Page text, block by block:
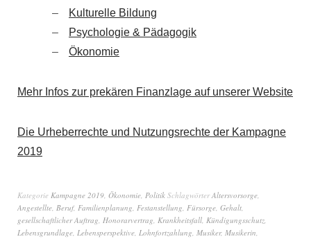
Kulturelle Bildung
Psychologie & Pädagogik
Ökonomie
Mehr Infos zur prekären Finanzlage auf unserer Website
Die Urheberrechte und Nutzungsrechte der Kampagne
2019
Kategorie Kampagne 2019, Ökonomie, Politik SchlagwörterAltersvorsorge,
Angestellte, Beruf, Familienplanung, Festanstellung, Fürsorge, Gehalt,
gesellschaftlicher Auftrag, Honorarvertrag, Krankheitsfall, Kündigungsschutz,
Lebensgrundlage, Lebensperspektive, Lohnfortzahlung, Musiker, Musikerin,